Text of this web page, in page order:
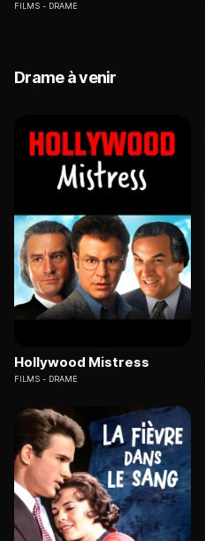
FILMS DRAME
Drame à venir
Hollywood Mistress
FILMS DRAME